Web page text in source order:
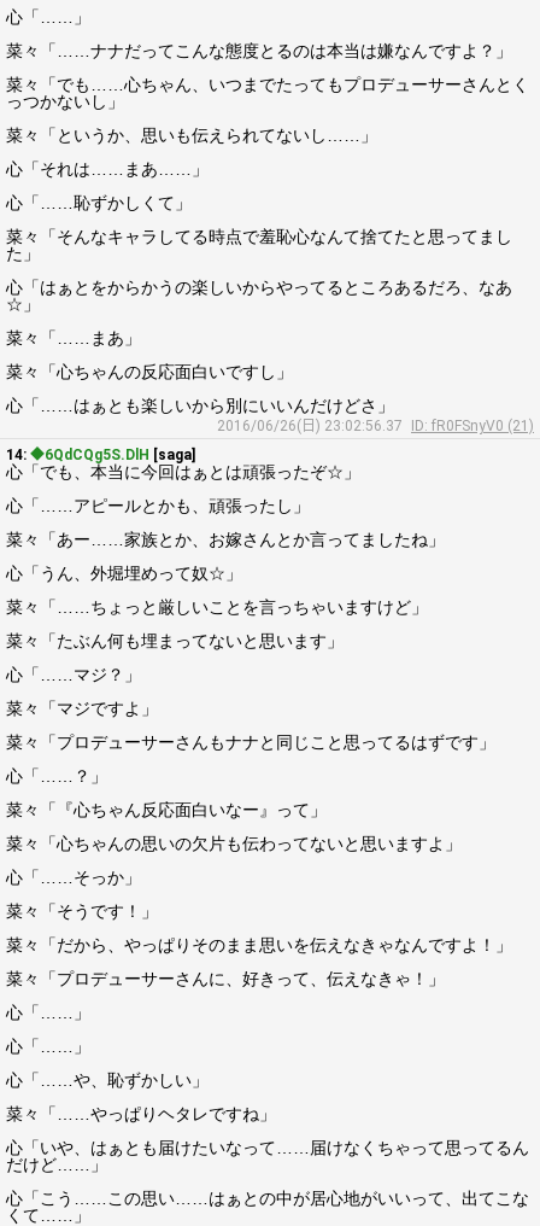
心「……」
菜々「……ナナだってこんな態度とるのは本当は嫌なんですよ？」
菜々「でも……心ちゃん、いつまでたってもプロデューサーさんとく
っつかないし」
菜々「というか、思いも伝えられてないし……」
心「それは……まあ……」
心「……恥ずかしくて」
菜々「そんなキャラしてる時点で羞恥心なんて捨てたと思ってまし
た」
心「はぁとをからかうの楽しいからやってるところあるだろ、なあ
☆」
菜々「……まあ」
菜々「心ちゃんの反応面白いですし」
心「……はぁとも楽しいから別にいいんだけどさ」
2016/06/26(日) 23:02:56.37
ID: fR0FSnyV0 (21)
14: ◆6QdCQg5S.DlH [saga]
心「でも、本当に今回はぁとは頑張ったぞ☆」
心「……アピールとかも、頑張ったし」
菜々「あー……家族とか、お嫁さんとか言ってましたね」
心「うん、外堀埋めって奴☆」
菜々「……ちょっと厳しいことを言っちゃいますけど」
菜々「たぶん何も埋まってないと思います」
心「……マジ？」
菜々「マジですよ」
菜々「プロデューサーさんもナナと同じこと思ってるはずです」
心「……？」
菜々「『心ちゃん反応面白いなー』って」
菜々「心ちゃんの思いの欠片も伝わってないと思いますよ」
心「……そっか」
菜々「そうです！」
菜々「だから、やっぱりそのまま思いを伝えなきゃなんですよ！」
菜々「プロデューサーさんに、好きって、伝えなきゃ！」
心「……」
心「……」
心「……や、恥ずかしい」
菜々「……やっぱりヘタレですね」
心「いや、はぁとも届けたいなって……届けなくちゃって思ってるん
だけど……」
心「こう……この思い……はぁとの中が居心地がいいって、出てこな
くて……」